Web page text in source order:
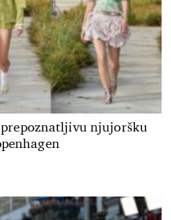
njujoršku